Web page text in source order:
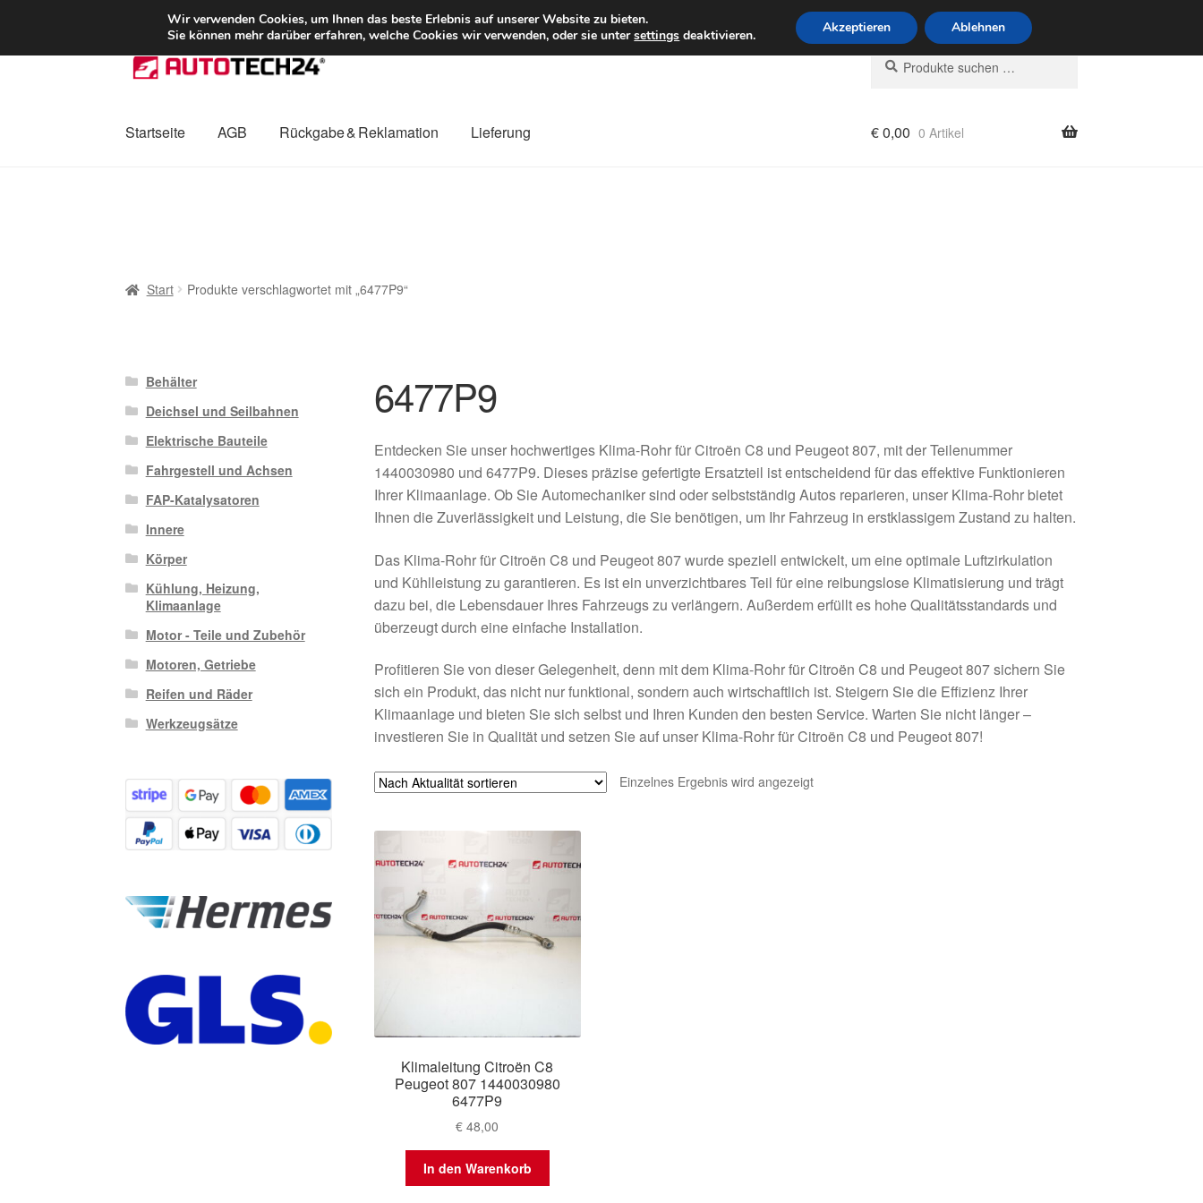
LIEFERUNG ab 6 EUR Mo–Fr 9–16 Uhr · 0175 7465658
Zur
Navigation
Zum
Inhalt
Suchen
nach:
Suchen
Startseite AGB Rückgabe & Reklamation Lieferung €0,00 0 Artikel
Start Produkte verschlagwortet mit „6477P9“
6477P9
Entdecken Sie unser hochwertiges Klima-Rohr für Citroën C8 und Peugeot 807, mit der Teilenummer
1440030980 und 6477P9. Dieses präzise gefertigte Ersatzteil ist entscheidend für das effektive Funktionieren
Ihrer Klimaanlage. Ob Sie Automechaniker sind oder selbstständig Autos reparieren, unser Klima-Rohr bietet
Ihnen die Zuverlässigkeit und Leistung, die Sie benötigen, um Ihr Fahrzeug in erstklassigem Zustand zu halten.
Das Klima-Rohr für Citroën C8 und Peugeot 807 wurde speziell entwickelt, um eine optimale Luftzirkulation
und Kühlleistung zu garantieren. Es ist ein unverzichtbares Teil für eine reibungslose Klimatisierung und trägt
dazu bei, die Lebensdauer Ihres Fahrzeugs zu verlängern. Außerdem erfüllt es hohe Qualitätsstandards und
überzeugt durch eine einfache Installation.
Profitieren Sie von dieser Gelegenheit, denn mit dem Klima-Rohr für Citroën C8 und Peugeot 807 sichern Sie
sich ein Produkt, das nicht nur funktional, sondern auch wirtschaftlich ist. Steigern Sie die Effizienz Ihrer
Klimaanlage und bieten Sie sich selbst und Ihren Kunden den besten Service. Warten Sie nicht länger –
investieren Sie in Qualität und setzen Sie auf unser Klima-Rohr für Citroën C8 und Peugeot 807!
Einzelnes Ergebnis wird angezeigt
Klimaleitung Citroën C8
Peugeot 807 1440030980
6477P9
€ 48,00
In den Warenkorb
Behälter
Deichsel und Seilbahnen
Elektrische Bauteile
Fahrgestell und Achsen
FAP-Katalysatoren
Innere
Körper
Kühlung, Heizung,
Klimaanlage
Motor - Teile und Zubehör
Motoren, Getriebe
Reifen und Räder
Werkzeugsätze
Wir verwenden Cookies, um Ihnen das beste Erlebnis auf unserer Website zu bieten.
Sie können mehr darüber erfahren, welche Cookies wir verwenden, oder sie untersettings deaktivieren. Akzeptieren Ablehnen